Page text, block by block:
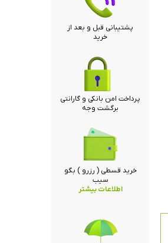
پشتیبانی قبل و بعد از
خرید
خرید قسطی ( رزرو ) بگو
سیب
اطلاعات بیشتر
پرداخت امن بانکی و گارانتی
برگشت وجه